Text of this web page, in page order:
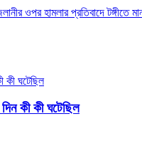
ওপর হামলার প্রতিবাদে টঙ্গীতে
কী কী ঘটেছিল